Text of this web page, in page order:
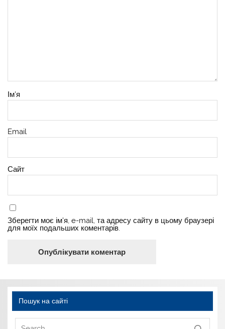
Ім'я
Email
Сайт
Зберегти моє ім'я, e-mail, та адресу сайту в цьому браузері
для моїх подальших коментарів.
Пошук на сайті